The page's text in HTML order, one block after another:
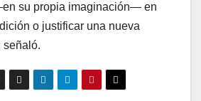
su propia imaginación— en
o justificar una nueva
señaló.